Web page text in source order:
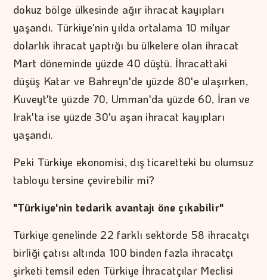
dokuz bölge ülkesinde ağır ihracat kayıpları
yaşandı. Türkiye'nin yılda ortalama 10 milyar
dolarlık ihracat yaptığı bu ülkelere olan ihracat
Mart döneminde yüzde 40 düştü. İhracattaki
düşüş Katar ve Bahreyn'de yüzde 80'e ulaşırken,
Kuveyt'te yüzde 70, Umman'da yüzde 60, İran ve
Irak'ta ise yüzde 30'u aşan ihracat kayıpları
yaşandı.
Peki Türkiye ekonomisi, dış ticaretteki bu olumsuz
tabloyu tersine çevirebilir mi?
"Türkiye'nin tedarik avantajı öne çıkabilir"
Türkiye genelinde 22 farklı sektörde 58 ihracatçı
birliği çatısı altında 100 binden fazla ihracatçı
şirketi temsil eden Türkiye İhracatçılar Meclisi